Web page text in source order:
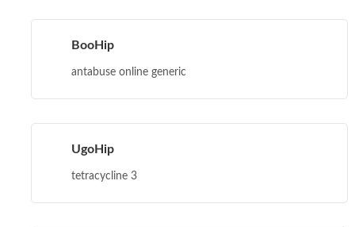
BooHip
antabuse online generic
UgoHip
tetracycline 3